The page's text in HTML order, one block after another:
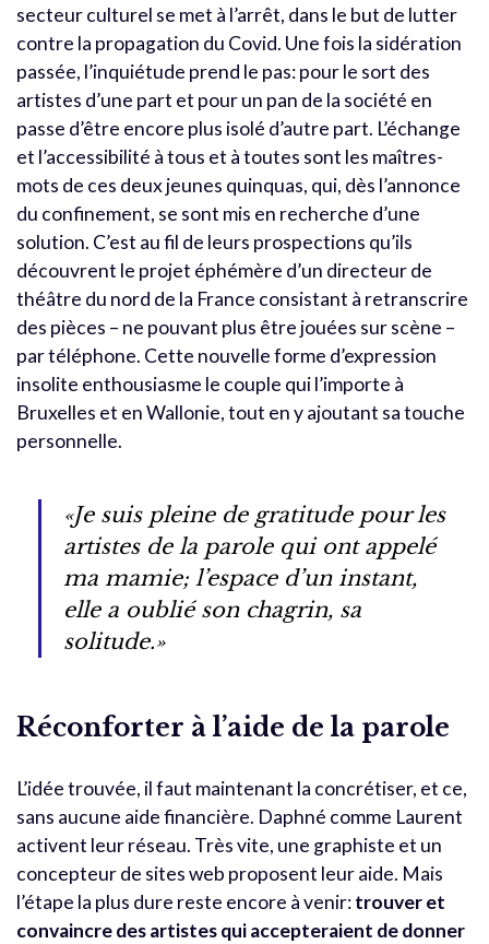
secteur culturel se met à l’arrêt, dans le but de lutter
contre la propagation du Covid. Une fois la sidération
passée, l’inquiétude prend le pas: pour le sort des
artistes d’une part et pour un pan de la société en
passe d’être encore plus isolé d’autre part. L’échange
et l’accessibilité à tous et à toutes sont les maîtres-
mots de ces deux jeunes quinquas, qui, dès l’annonce
du confinement, se sont mis en recherche d’une
solution. C’est au fil de leurs prospections qu’ils
découvrent le projet éphémère d’un directeur de
théâtre du nord de la France consistant à retranscrire
des pièces – ne pouvant plus être jouées sur scène –
par téléphone. Cette nouvelle forme d’expression
insolite enthousiasme le couple qui l’importe à
Bruxelles et en Wallonie, tout en y ajoutant sa touche
personnelle.
«Je suis pleine de gratitude pour les
artistes de la parole qui ont appelé
ma mamie; l’espace d’un instant,
elle a oublié son chagrin, sa
solitude.»
Réconforter à l’aide de la parole
L’idée trouvée, il faut maintenant la concrétiser, et ce,
sans aucune aide financière. Daphné comme Laurent
activent leur réseau. Très vite, une graphiste et un
concepteur de sites web proposent leur aide. Mais
l’étape la plus dure reste encore à venir:trouver et
convaincre des artistes qui accepteraient de donner